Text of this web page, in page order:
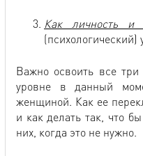
Как личность и
(психологический)
Важно освоить все
уровне в данный
женщиной. Как ее
и как делать так, что
них, когда это не нужно.